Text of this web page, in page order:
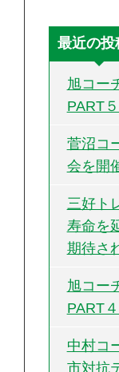
最近の
旭コー
PART５
菅沼コ
会を開
三好ト
寿命を
期待さ
旭コー
PART４
中村コ
市対抗